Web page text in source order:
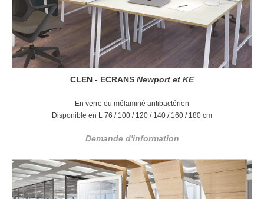
CLEN - ECRANS Newport et KE
En verre ou mélaminé antibactérien
Disponible en L 76 / 100 / 120 / 140 / 160 / 180 cm
Demande d'information